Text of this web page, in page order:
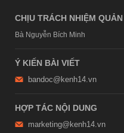
CHỊU TRÁCH NHIỆM
Bà Nguyễn Bích Minh
Ý KIẾN BÀI VIẾT
bandoc@kenh14.vn
HỢP TÁC NỘI DUNG
marketing@kenh14.vn